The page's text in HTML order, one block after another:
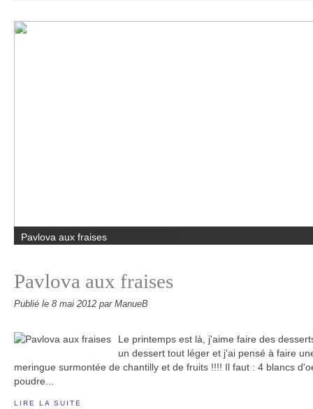
Petites tresses à la pralinoise
Pavlova aux fraises
Publié le 8 mai 2012 par ManueB
Le printemps est là, j'aime faire des
un dessert tout léger et j'ai pensé à faire
meringue surmontée de chantilly et de fruits !!!! Il faut : 4 blancs
poudre...
LIRE LA SUITE